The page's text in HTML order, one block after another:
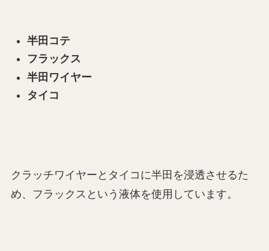
半田コテ
フラックス
半田ワイヤー
タイコ
クラッチワイヤーとタイコに半田を浸透させるた
め、フラックスという液体を使用しています。